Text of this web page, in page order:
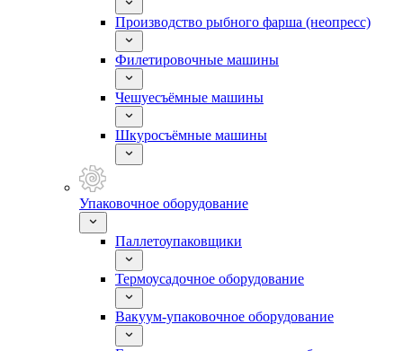
Производство рыбного фарша (неопресс)
Филетировочные машины
Чешуесъёмные машины
Шкуросъёмные машины
Упаковочное оборудование
Паллетоупаковщики
Термоусадочное оборудование
Вакуум-упаковочное оборудование